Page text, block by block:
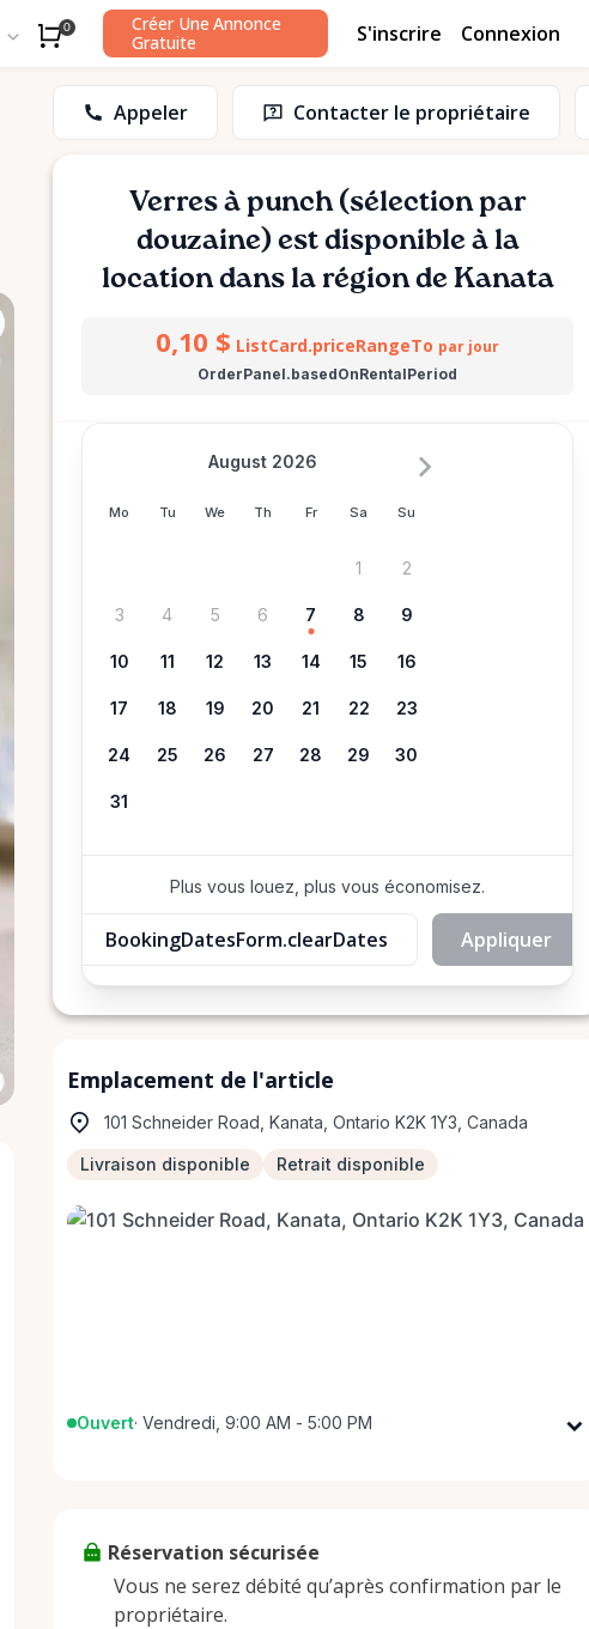
0
Créer Une Annonce
Gratuite
S'inscrire Connexion
Appeler Contacter le propriétaire
Verres à punch (sélection par
douzaine) est disponible à la
location dans la région de Kanata
0,10 $ ListCard.priceRangeTo par jour
OrderPanel.basedOnRentalPeriod
Mo Tu We Th Fr Sa Su
August 2026
1 2
3 4 5 6 7 8 9
10 11 12 13 14 15 16
17 18 19 20 21 22 23
24 25 26 27 28 29 30
31
Plus vous louez, plus vous économisez.
BookingDatesForm.clearDates Appliquer
Emplacement de l'article
101 Schneider Road, Kanata, Ontario K2K 1Y3, Canada
Livraison disponible Retrait disponible
Ouvert· Vendredi, 9:00 AM - 5:00 PM
Jeudi
9:00 AM - 5:00 PM
Réservation sécurisée
Vous ne serez débité qu’après confirmation par le
propriétaire.